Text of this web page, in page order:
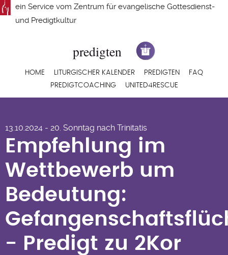
Direkt
zum
ein Service vom Zentrum für evangelische Gottesdienst-
und Predigtkultur
Hauptnavigation
HOME LITURGISCHER KALENDER PREDIGTEN
FAQ
PREDIGTCOACHING
UNITED4RESCUE
Wettbewerb um
Bedeutung:
- Predigt zu 2Kor 3,3-
6 von Markus Kreis
13.10.2024 - 20. Sonntag nach Trinitatis
Empfehlung im
Wettbewerb um
Bedeutung:
- Predigt zu 2Kor